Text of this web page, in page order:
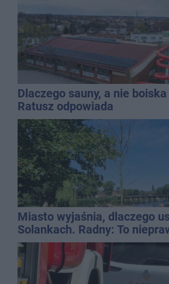
Dlaczego sauny, a nie
Ratusz odpowiada
Miasto wyjaśnia, dlaczego
Solankach. Radny: To